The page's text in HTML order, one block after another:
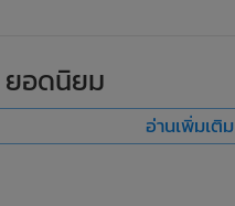
ยอดนิยม
อ่านเพิ่มเติม